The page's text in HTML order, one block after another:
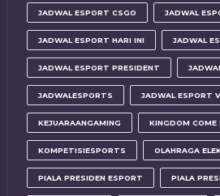
JADWAL ESPORT CSGO JADWAL
JADWAL ESPORT HARI INI JADWAL
JADWAL ESPORT PRESIDENT
JADWALESPORTS JADWAL ESPORT
KEJUARAANGAMING KINGDOM COME
KOMPETISIESPORTS OLAHRAGA
PIALA PRESIDEN ESPORT PIALA